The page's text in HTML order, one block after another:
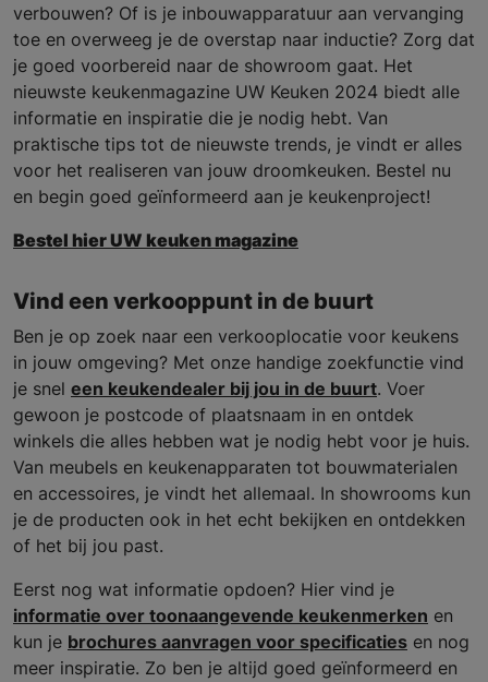
verbouwen? Of is je inbouwapparatuur aan vervanging
toe en overweeg je de overstap naar inductie? Zorg dat
je goed voorbereid naar de showroom gaat. Het
nieuwste keukenmagazine UW Keuken 2024 biedt alle
informatie en inspiratie die je nodig hebt. Van
praktische tips tot de nieuwste trends, je vindt er alles
voor het realiseren van jouw droomkeuken. Bestel nu
en begin goed geïnformeerd aan je keukenproject!
Bestel hier UW keuken magazine
Vind een verkooppunt in de buurt
Ben je op zoek naar een verkooplocatie voor keukens
in jouw omgeving? Met onze handige zoekfunctie vind
je snel een keukendealer bij jou in de buurt. Voer
gewoon je postcode of plaatsnaam in en ontdek
winkels die alles hebben wat je nodig hebt voor je huis.
Van meubels en keukenapparaten tot bouwmaterialen
en accessoires, je vindt het allemaal. In showrooms kun
je de producten ook in het echt bekijken en ontdekken
of het bij jou past.
Eerst nog wat informatie opdoen? Hier vind je
informatie over toonaangevende keukenmerken en
kun je brochures aanvragen voor specificaties en nog
meer inspiratie. Zo ben je altijd goed geïnformeerd en